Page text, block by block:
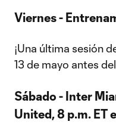
Viernes -
¡Una última sesión
13 de mayo antes
Sábado - Inter
United, 8 p.m. ET